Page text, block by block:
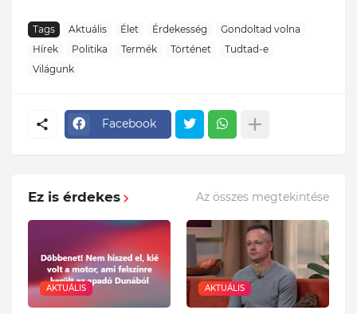
Tags Aktuális Élet Érdekesség
Gondoltad volna
Hírek
Politika Termék Történet
Tudtad-e
Világunk
Facebook
Ez is érdekes Az összes megtekintése
AKTUÁLIS AKTUÁLIS